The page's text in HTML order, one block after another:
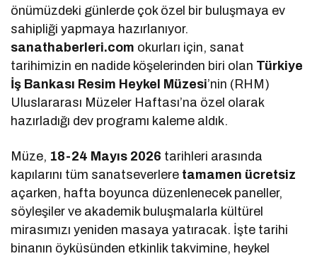
önümüzdeki günlerde çok özel bir buluşmaya ev
sahipliği yapmaya hazırlanıyor.
sanathaberleri.com okurları için, sanat
tarihimizin en nadide köşelerinden biri olan Türkiye
İş Bankası Resim Heykel Müzesi’nin (RHM)
Uluslararası Müzeler Haftası’na özel olarak
hazırladığı dev programı kaleme aldık.
Müze, 18-24 Mayıs 2026 tarihleri arasında
kapılarını tüm sanatseverlere tamamen ücretsiz
açarken, hafta boyunca düzenlenecek paneller,
söyleşiler ve akademik buluşmalarla kültürel
mirasımızı yeniden masaya yatıracak. İşte tarihi
binanın öyküsünden etkinlik takvimine, heykel